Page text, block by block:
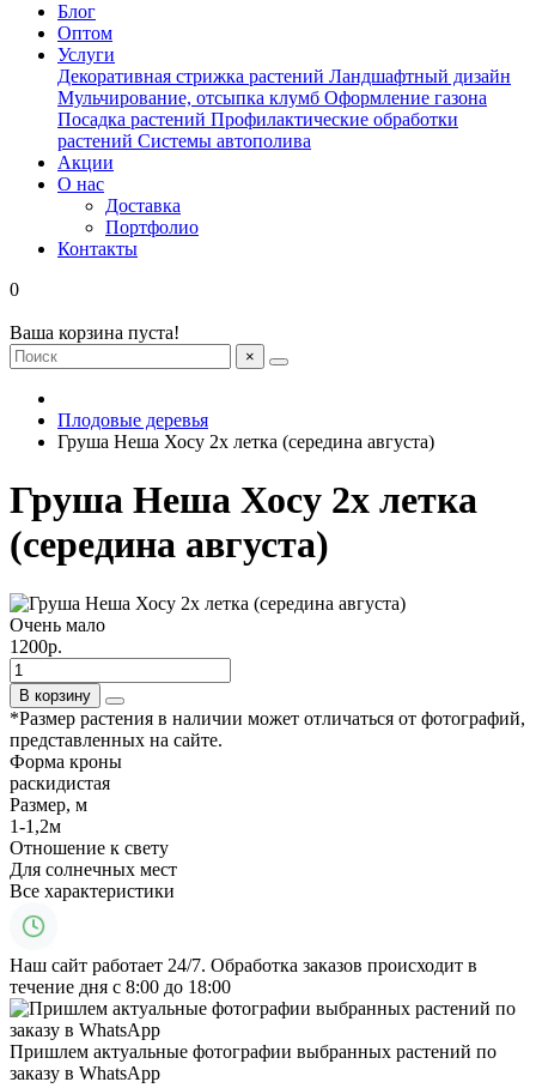
Блог
Оптом
Услуги
Декоративная стрижка растений Ландшафтный дизайн
Мульчирование, отсыпка клумб Оформление газона
Посадка растений Профилактические обработки
растений Системы автополива
Акции
О нас
Доставка
Портфолио
Контакты
0
Ваша корзина пуста!
×
Плодовые деревья
Груша Неша Хосу 2х летка (середина августа)
Груша Неша Хосу 2х летка
(середина августа)
Очень мало
1200р.
В корзину
*Размер растения в наличии может отличаться от фотографий,
представленных на сайте.
Форма кроны
раскидистая
Размер, м
1-1,2м
Отношение к свету
Для солнечных мест
Все характеристики
Наш сайт работает 24/7. Обработка заказов происходит в
течение дня с 8:00 до 18:00
Пришлем актуальные фотографии выбранных растений по
заказу в WhatsApp